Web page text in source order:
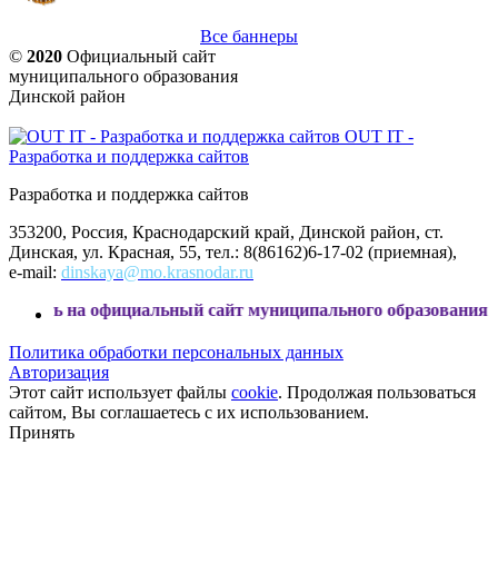
Все баннеры
© 2020 Официальный сайт
муниципального образования
Динской район
OUT IT -
Разработка и поддержка сайтов
Разработка и поддержка сайтов
353200, Россия, Краснодарский край, Динской район, ст.
Динская, ул. Красная, 55, тел.: 8(86162)6-17-02 (приемная),
e-mail: dinskaya@mo.krasnodar.ru
сайт муниципального образования Динской
Политика обработки персональных данных
Авторизация
Этот сайт использует файлы cookie. Продолжая пользоваться
сайтом, Вы соглашаетесь с их использованием.
Принять